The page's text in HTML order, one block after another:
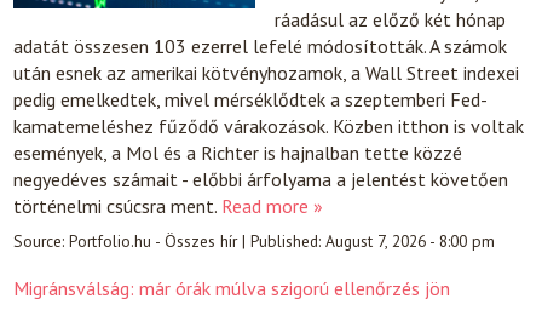
ráadásul az előző két hónap
adatát összesen 103 ezerrel lefelé módosították. A számok
után esnek az amerikai kötvényhozamok, a Wall Street indexei
pedig emelkedtek, mivel mérséklődtek a szeptemberi Fed-
kamatemeléshez fűződő várakozások. Közben itthon is voltak
események, a Mol és a Richter is hajnalban tette közzé
negyedéves számait - előbbi árfolyama a jelentést követően
történelmi csúcsra ment. Read more »
Source:Portfolio.hu - Összes hír|Published:August 7, 2026 - 8:00 pm
Migránsválság: már órák múlva szigorú ellenőrzés jön